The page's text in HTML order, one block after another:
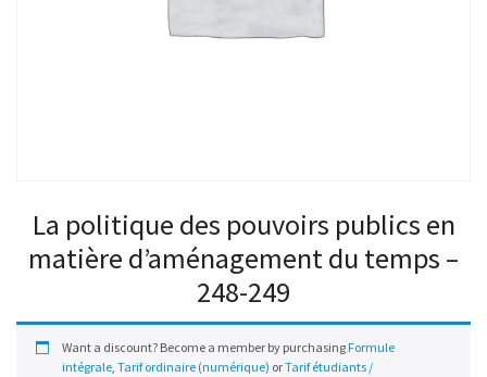
La politique des pouvoirs publics en
matière d’aménagement du temps –
248-249
Want a discount? Become a member by purchasing Formule
intégrale, Tarif ordinaire (numérique) orTarif étudiants /